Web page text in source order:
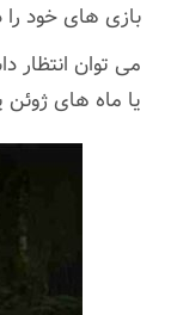
بازی های خود را
یا ماه های ژوئن یا جولای